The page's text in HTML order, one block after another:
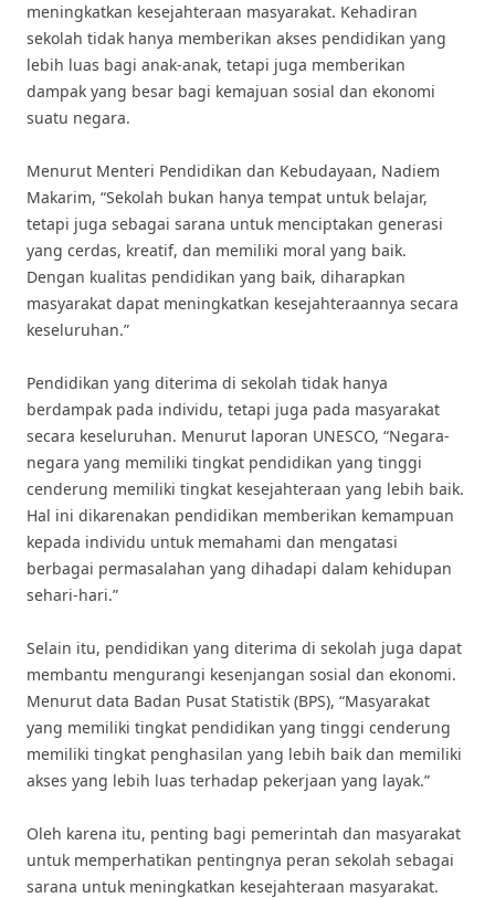
meningkatkan kesejahteraan masyarakat. Kehadiran
sekolah tidak hanya memberikan akses pendidikan yang
lebih luas bagi anak-anak, tetapi juga memberikan
dampak yang besar bagi kemajuan sosial dan ekonomi
suatu negara.
Menurut Menteri Pendidikan dan Kebudayaan, Nadiem
Makarim, “Sekolah bukan hanya tempat untuk belajar,
tetapi juga sebagai sarana untuk menciptakan generasi
yang cerdas, kreatif, dan memiliki moral yang baik.
Dengan kualitas pendidikan yang baik, diharapkan
masyarakat dapat meningkatkan kesejahteraannya secara
keseluruhan.”
Pendidikan yang diterima di sekolah tidak hanya
berdampak pada individu, tetapi juga pada masyarakat
secara keseluruhan. Menurut laporan UNESCO, “Negara-
negara yang memiliki tingkat pendidikan yang tinggi
cenderung memiliki tingkat kesejahteraan yang lebih baik.
Hal ini dikarenakan pendidikan memberikan kemampuan
kepada individu untuk memahami dan mengatasi
berbagai permasalahan yang dihadapi dalam kehidupan
sehari-hari.”
Selain itu, pendidikan yang diterima di sekolah juga dapat
membantu mengurangi kesenjangan sosial dan ekonomi.
Menurut data Badan Pusat Statistik (BPS), “Masyarakat
yang memiliki tingkat pendidikan yang tinggi cenderung
memiliki tingkat penghasilan yang lebih baik dan memiliki
akses yang lebih luas terhadap pekerjaan yang layak.”
Oleh karena itu, penting bagi pemerintah dan masyarakat
untuk memperhatikan pentingnya peran sekolah sebagai
sarana untuk meningkatkan kesejahteraan masyarakat.